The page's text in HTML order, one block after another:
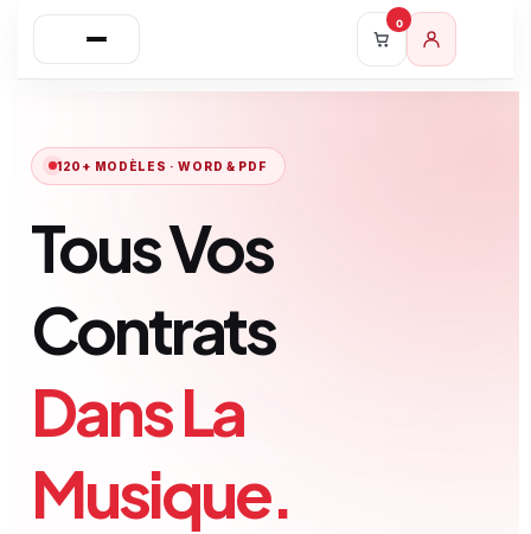
0
120+ MODÈLES · WORD & PDF
Tous Vos
Contrats
Dans La
Musique.